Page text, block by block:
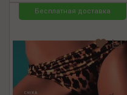
Бесплатная доставка